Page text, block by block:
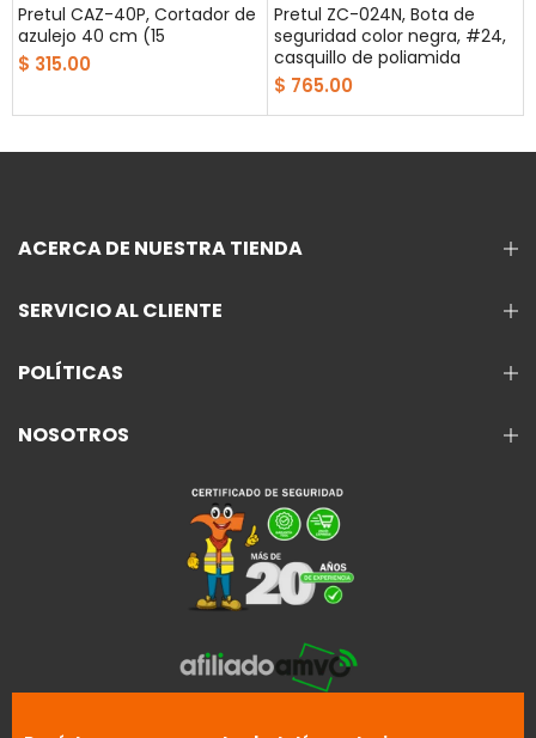
Pretul CAZ-40P, Cortador de
azulejo 40 cm (15
$ 315.00
Pretul ZC-024N, Bota de
seguridad color negra, #24,
casquillo de poliamida
$ 765.00
ACERCA DE NUESTRA TIENDA
SERVICIO AL CLIENTE
POLÍTICAS
NOSOTROS